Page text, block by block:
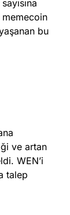
memecoin
bu
ve artan
WEN’i
talep